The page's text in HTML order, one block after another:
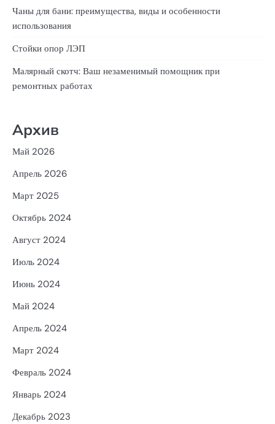
Чаны для бани: преимущества, виды и особенности
использования
Стойки опор ЛЭП
Малярный скотч: Ваш незаменимый помощник при
ремонтных работах
Архив
Май 2026
Апрель 2026
Март 2025
Октябрь 2024
Август 2024
Июль 2024
Июнь 2024
Май 2024
Апрель 2024
Март 2024
Февраль 2024
Январь 2024
Декабрь 2023